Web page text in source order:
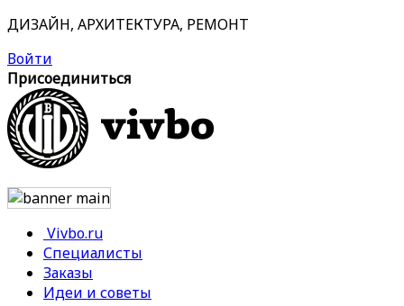
ДИЗАЙН, АРХИТЕКТУРА, РЕМОНТ
Войти
Присоединиться
Vivbo.ru
Специалисты
Заказы
Идеи и советы